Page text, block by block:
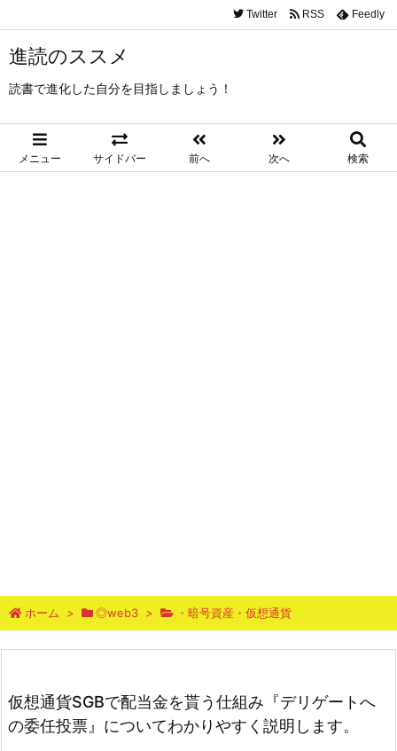
進読のススメ
読書で進化した自分を目指しましょう！
メニュー サイドバー 前へ 次へ 検索
Twitter RSS Feedly
ホーム > ◎web3 > ・暗号資産・仮想通貨
仮想通貨SGBで配当金を貰う仕組み『デリゲートへ
の委任投票』についてわかりやすく説明します。